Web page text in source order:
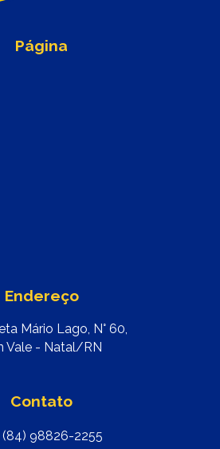
Página
Endereço
Mário Lago, N° 60,
Vale - Natal/RN
Contato
(84) 98826-2255